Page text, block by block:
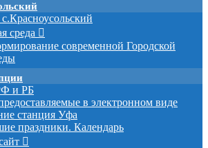
среда
современной Городской
и РБ
в электронном виде
станция Уфа
праздники. Календарь